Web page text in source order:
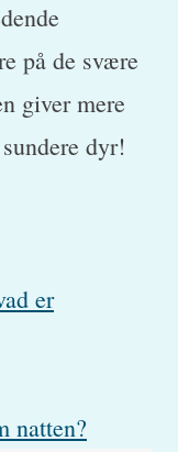
på de svære
giver mere
dyr!
er
natten?